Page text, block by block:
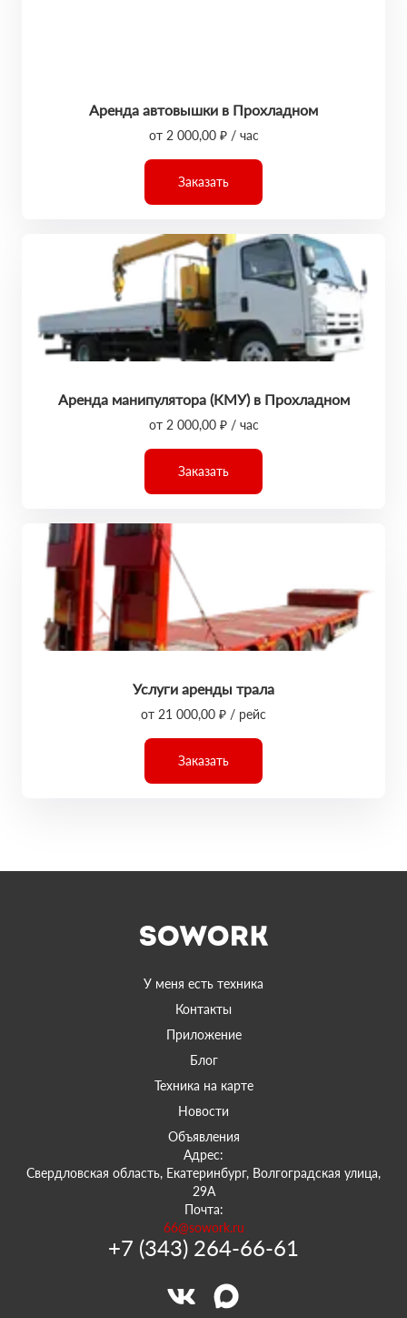
Аренда автовышки в Прохладном
от 2 000,00 ₽ / час
Заказать
Аренда манипулятора (КМУ) в Прохладном
от 2 000,00 ₽ / час
Заказать
Услуги аренды трала
от 21 000,00 ₽ / рейс
Заказать
У меня есть техника
Контакты
Приложение
Блог
Техника на карте
Новости
Объявления
Адрес:
Свердловская область, Екатеринбург, Волгоградская улица,
29А
Почта:
66@sowork.ru
+7 (343) 264-66-61